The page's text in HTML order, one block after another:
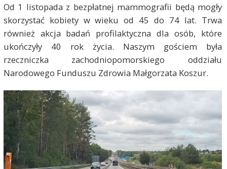
Od 1 listopada z bezpłatnej mammografii będą mogły
skorzystać kobiety w wieku od 45 do 74 lat. Trwa
również akcja badań profilaktyczna dla osób, które
ukończyły 40 rok życia. Naszym gościem była
rzeczniczka zachodniopomorskiego oddziału
Narodowego Funduszu Zdrowia Małgorzata Koszur.